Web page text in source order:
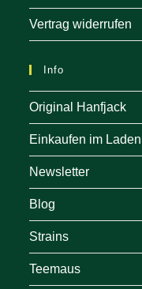
Vertrag widerrufen
Info
Original Hanfjack
Einkaufen im Laden
Newsletter
Blog
Strains
Teemaus